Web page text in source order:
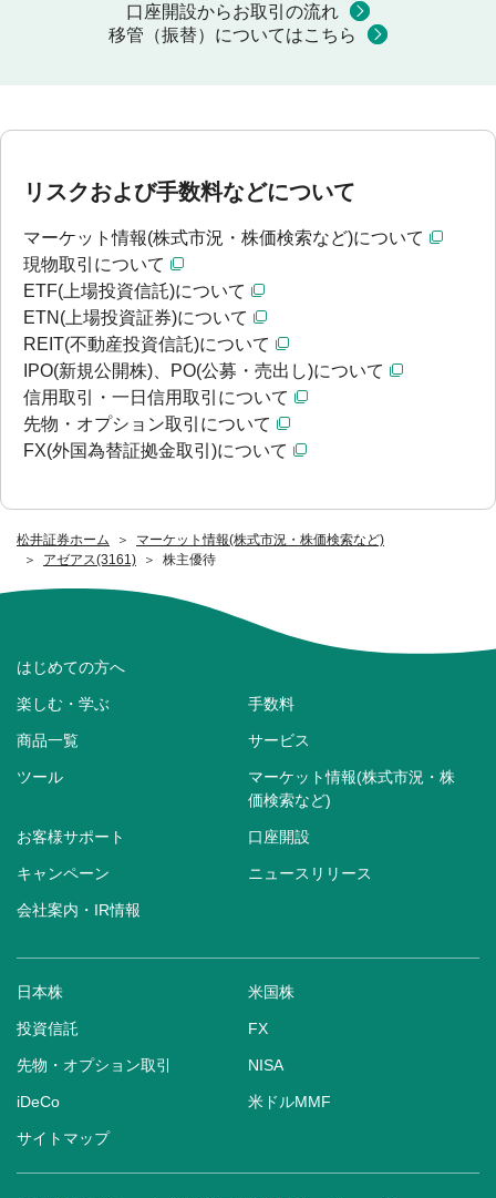
松井証券ホーム
マーケット情報(株式市況・株価検索など)
アゼアス(3161)
株主優待
口座開設からお取引の流れ
移管（振替）についてはこちら
リスクおよび手数料などについて
マーケット情報(株式市況・株価検索など)について
現物取引について
ETF(上場投資信託)について
ETN(上場投資証券)について
REIT(不動産投資信託)について
IPO(新規公開株)、PO(公募・売出し)について
信用取引・一日信用取引について
先物・オプション取引について
FX(外国為替証拠金取引)について
はじめての方へ
楽しむ・学ぶ 手数料
商品一覧 サービス
ツール
マーケット情報(株式市況・株
価検索など)
お客様サポート 口座開設
キャンペーン ニュースリリース
会社案内・IR情報
日本株 米国株
投資信託 FX
先物・オプション取引 NISA
iDeCo 米ドルMMF
サイトマップ